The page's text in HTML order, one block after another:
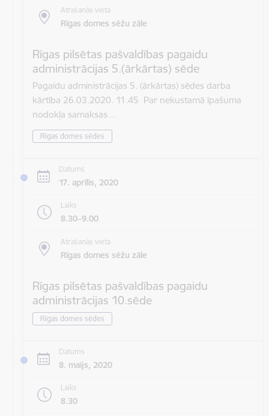
Atrašanās vieta
Rīgas domes sēžu zāle
Rīgas pilsētas pašvaldības pagaidu
administrācijas 5.(ārkārtas) sēde
Pagaidu administrācijas 5. (ārkārtas) sēdes darba
kārtība 26.03.2020. 11.45 Par nekustamā īpašuma
nodokļa samaksas…
Rīgas domes sēdes
Datums
17. aprīlis, 2020
Laiks
8.30–9.00
Atrašanās vieta
Rīgas domes sēžu zāle
Rīgas pilsētas pašvaldības pagaidu
administrācijas 10.sēde
Rīgas domes sēdes
Datums
8. maijs, 2020
Laiks
8.30